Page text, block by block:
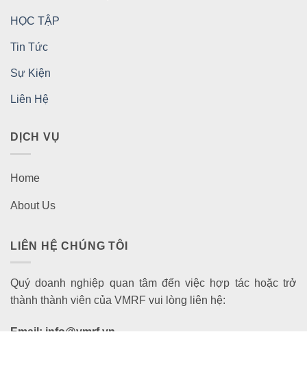
HỌC TẬP
Tin Tức
Sự Kiện
Liên Hệ
DỊCH VỤ
Home
About Us
LIÊN HỆ CHÚNG TÔI
Quý doanh nghiệp quan tâm đến việc hợp tác hoặc trở
thành thành viên của VMRF vui lòng liên hệ:
Email: info@vmrf.vn